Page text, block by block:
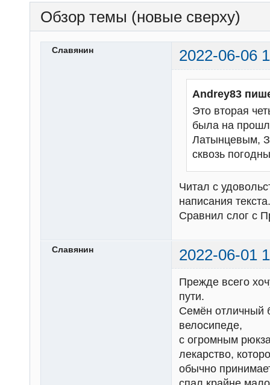
Обзор темы (новые сверху)
Славянин 2022-06-06
Andrey83
Это вторая
была на
Латынцевым,
сквозь
Читал с
написания
Сравнил слог с
Славянин 2022-06-01
Прежде всего
пути.
Семён отличный
велосипеде,
с огромным
лекарство,
обычно